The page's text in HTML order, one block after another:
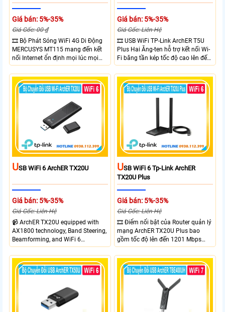
Giá bán: 5%-35%
Giá Gốc: 00 ₫
🎞 Bộ Phát Sóng WiFi 4G Di Động
MERCUSYS MT115 mang đến kết
nối Internet ổn định mọi lúc mọi
nơi với tốc độ 4G LTE tải xuống lên
đến 150Mbps. Chuẩn WiFi 6
AX300, pin 2400mAh hoạt động
đến 10 giờ và khả năng kết nối
Giá bán: 5%-35%
Giá Gốc: Liên Hệ
🎞 USB WiFi TP-Link ArchER T5U
Plus Hai Ăng-ten hỗ trợ kết nối Wi-
Fi băng tần kép tốc độ cao lên đến
1300 Mbps. Hai ăng-ten ngoài kết
hợp công nghệ Beamforming giúp
tăng cường tín hiệu và vùng phủ
sóng. USB 3.0 cho tốc độ truyền dữ
liệu nhanh. Hỗ trợ Windows 10/11
và cài đặt dễ dàng không cần đĩa
tư
USB WiFi 6 ArchER TX20U
Giá bán: 5%-35%
Giá Gốc: Liên Hệ
📹 ArchER TX20U equipped with
AX1800 technology, Band Steering,
Beamforming, and WiFi 6
transmission. Band Steering
technology optimizes connections,
Beamforming enhances signal
focus for better coverage. Upgrade
leading-edge features.
USB WiFi 6 Tp-Link ArchER
TX20U Plus
Giá bán: 5%-35%
Giá Gốc: Liên Hệ
🎞 Điểm nổi bật của Router quản lý
mạng ArchER TX20U Plus bao
gồm tốc độ lên đến 1201 Mbps
trên băng tần 5 GHz và 574 Mbps
trên băng tần 2.4 GHz. công nghệ
Band Steering, Beamforming và
Wifi 6 cung cấp hiệu suất cao và
ổn định cho mạng Wi-Fi của bạn.